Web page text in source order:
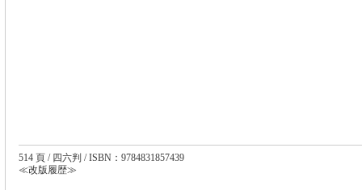
514 頁 / 四六判 / ISBN：9784831857439
≪改版履歴≫